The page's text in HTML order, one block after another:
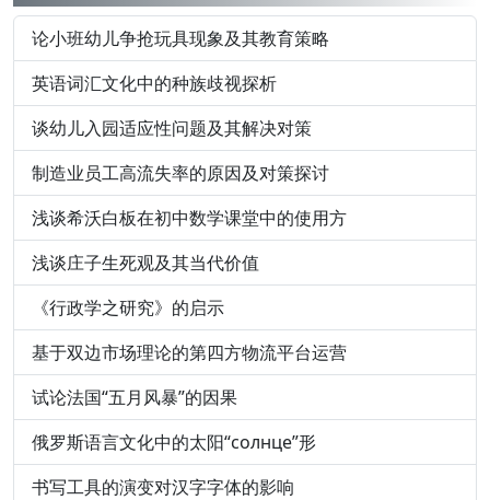
论小班幼儿争抢玩具现象及其教育策略
英语词汇文化中的种族歧视探析
谈幼儿入园适应性问题及其解决对策
制造业员工高流失率的原因及对策探讨
浅谈希沃白板在初中数学课堂中的使用方
浅谈庄子生死观及其当代价值
《行政学之研究》的启示
基于双边市场理论的第四方物流平台运营
试论法国“五月风暴”的因果
俄罗斯语言文化中的太阳“солнце”形
书写工具的演变对汉字字体的影响